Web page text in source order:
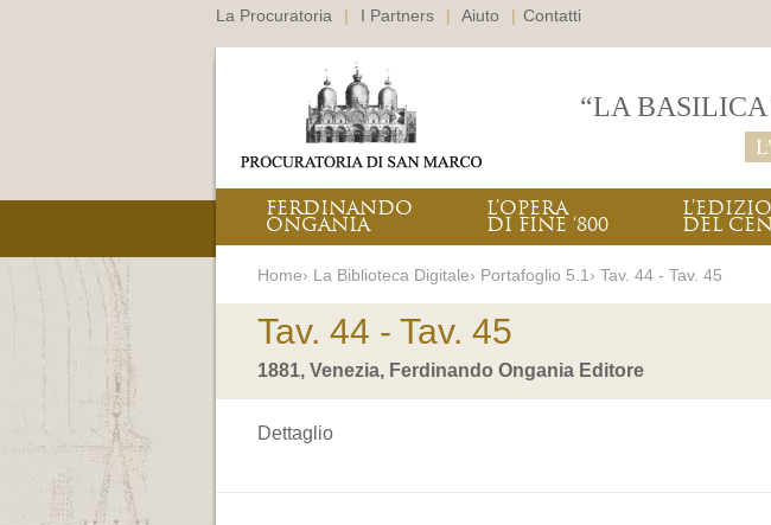
La Procuratoria | I Partners | Aiuto | Contatti
“LA
FERDINANDO
ONGANIA
L’OPERA
DI FINE ‘800 DEL
Home› La Biblioteca Digitale› Portafoglio 5.1› Tav. 44 - Tav. 45
Tav. 44 - Tav. 45
1881, Venezia, Ferdinando Ongania Editore
Dettaglio